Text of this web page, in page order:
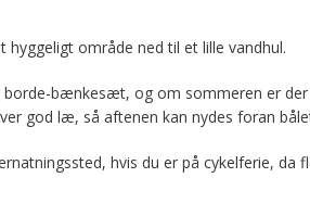
hyggeligt område ned til et lille vandhul.
borde-bænkesæt, og om sommeren er
god læ, så aftenen kan nydes foran
hvis du er på cykelferie, da